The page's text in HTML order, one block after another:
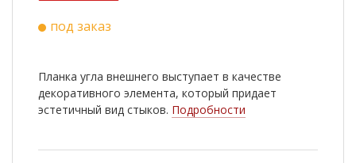
под заказ
Планка угла внешнего выступает в качестве
декоративного элемента, который придает
эстетичный вид стыков. Подробности